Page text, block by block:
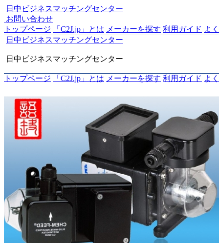
日中ビジネスマッチングセンター
お問い合わせ
トップページ
「C2J.jp」とは メーカーを探す 利用ガイド よ
日中ビジネスマッチングセンター
日中ビジネスマッチングセンター
トップページ 「C2J.jp」とは メーカーを探す 利用ガイド よ